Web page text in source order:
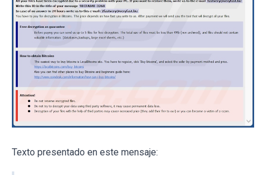
Texto presentado en este mensaje: